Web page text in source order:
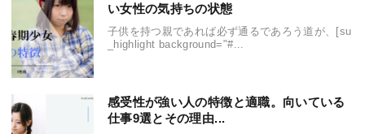
い女性の気持ちの状態
子供を持つ親であれば必ず通るであろう道が、[su
_highlight background="#...
感受性が強い人の特徴と適職。向いている
仕事9選とその理由...